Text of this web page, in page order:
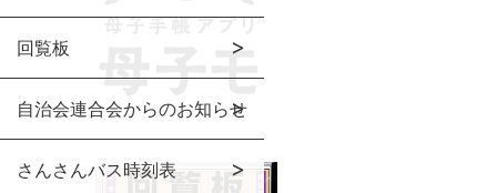
回覧板
自治会連合会からのお知らせ
さんさんバス時刻表